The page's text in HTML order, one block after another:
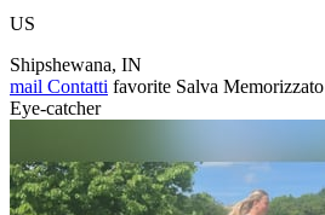
US
Shipshewana, IN
mail Contatti favorite Salva Memorizzato
Eye-catcher